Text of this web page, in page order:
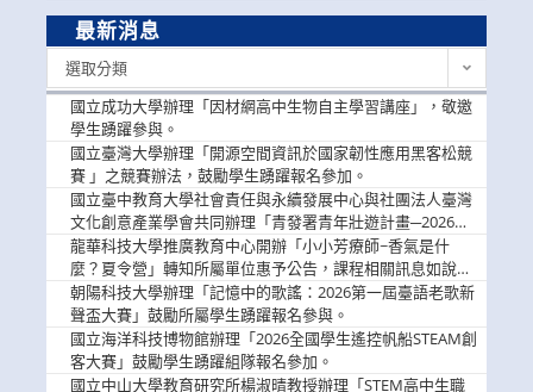
最新消息
選取分類
國立成功大學辦理「因材網高中生物自主學習講座」，敬邀
學生踴躍參與。
國立臺灣大學辦理「開源空間資訊於國家韌性應用黑客松競
賽 」之競賽辦法，鼓勵學生踴躍報名參加。
國立臺中教育大學社會責任與永續發展中心與社團法人臺灣
文化創意產業學會共同辦理「青發署青年壯遊計畫─2026臺
中舊城都市建築文化體驗」活動，敬邀學生踴躍報名參加，
公告周知。
龍華科技大學推廣教育中心開辦「小小芳療師~香氣是什
麼？夏令營」轉知所屬單位惠予公告，課程相關訊息如說
明。
朝陽科技大學辦理「記憶中的歌謠：2026第一屆臺語老歌新
聲盃大賽」鼓勵所屬學生踴躍報名參與。
國立海洋科技博物館辦理「2026全國學生遙控帆船STEAM創
客大賽」鼓勵學生踴躍組隊報名參加。
國立中山大學教育研究所楊淑晴教授辦理「STEM高中生職